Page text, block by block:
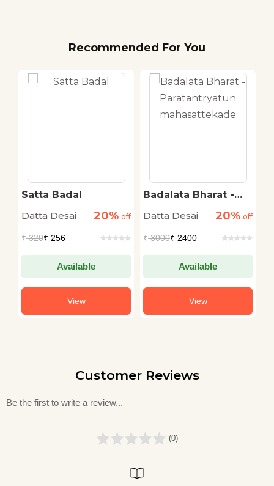
Recommended For You
Satta Badal
Datta Desai
20% off
₹320₹ 256
Available
View
Badalata Bharat -
mahasattekade
Datta Desai 20% off
₹3000₹ 2400
Available
View
Customer Reviews
Be the first to write a review...
(0)